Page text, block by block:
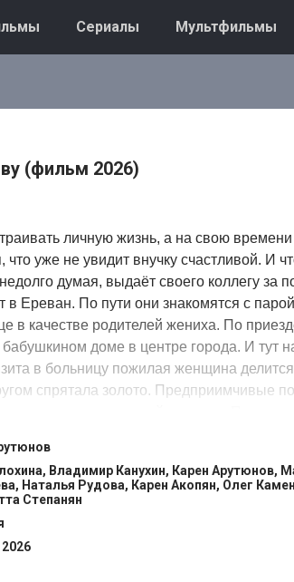
Сериалы Мультфильмы
(фильм 2026)
личную жизнь, а на свою времени
что уже не увидит внучку счастливой. И
думая, выдаёт своего коллегу за
в Ереван. По пути они знакомятся с
в качестве родителей жениха. По
доме в центре города. И тут
в больницу пожилая женщина делится
спрятала золото. Предприимчивые
и начинают действовать. Погоня
столкновением с охотниками за
бабушки. @Filmix.fan
Владимир Канухин, Карен Арутюнов,
Наталья Рудова, Карен Акопян, Олег
Степанян